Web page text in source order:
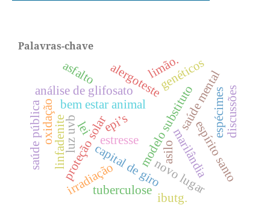
Palavras-chave
capital de giro
epi’s
marilândia
proteção solar
bem estar animalmodelo substituto
estresse asilo
saúde mental
novo lugarespírito santo
luz uvb
análise de glifosato
irradiação
alergoteste
linfadenite
tuberculose
lei espécimesdiscussões
genéticos
saúde pública
asfalto
oxidação
limão.
ibutg.